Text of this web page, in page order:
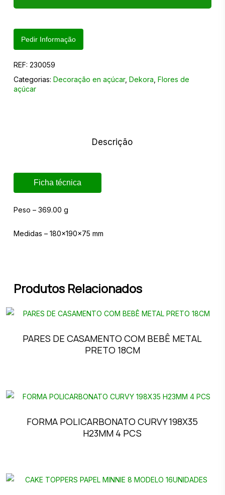
Pedir Informação
REF: 230059
Categorias: Decoração en açúcar, Dekora Flores de
açúcar
Descrição
Ficha técnica
Peso – 369.00 g
Medidas – 180x190x75 mm
Produtos Relacionados
PARES DE CASAMENTO COM BEBÊ METAL
PRETO 18CM
FORMA POLICARBONATO CURVY 198X35
H23MM 4 PCS